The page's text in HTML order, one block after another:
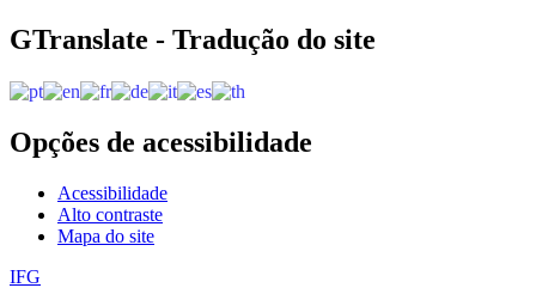
Acesso à informação
GTranslate - Tradução do site
Opções de acessibilidade
Acessibilidade
Alto contraste
Mapa do site
IFG